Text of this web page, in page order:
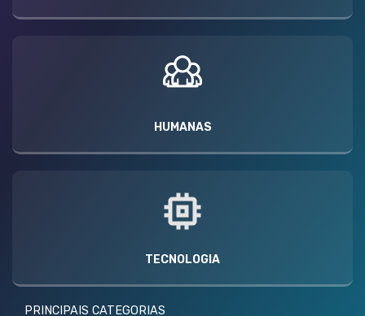
HUMANAS
TECNOLOGIA
PRINCIPAIS CATEGORIAS